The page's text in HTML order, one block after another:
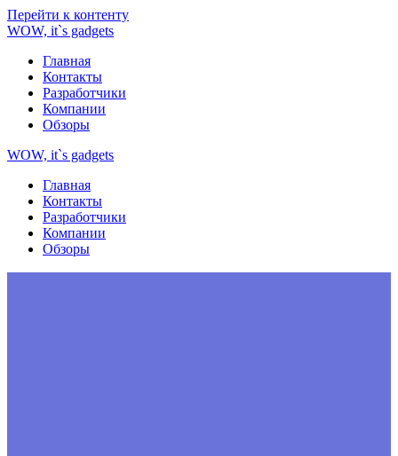
Перейти к контенту
WOW, it`s gadgets
Главная
Контакты
Разработчики
Компании
Обзоры
WOW, it`s gadgets
Главная
Контакты
Разработчики
Компании
Обзоры